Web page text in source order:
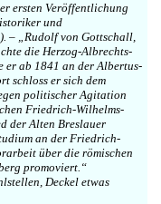
ersten Veröffentlichung
und
– „Rudolf von Gottschall,
die Herzog-Albrechts-
er ab 1841 an der Albertus-
schloss er sich dem
politischer Agitation
Friedrich-Wilhelms-
der Alten Breslauer
an der Friedrich-
über die römischen
promoviert.“
Deckel etwas